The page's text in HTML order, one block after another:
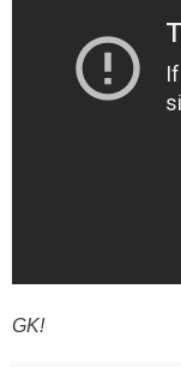
GK!